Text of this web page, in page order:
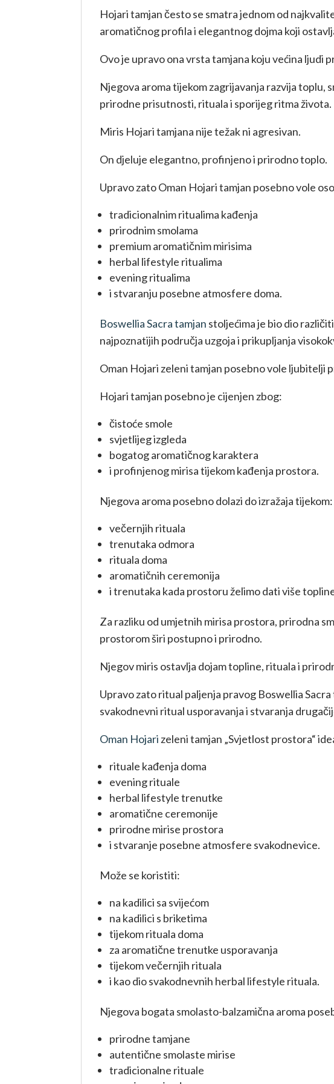
Hojari tamjan često se smatra jednom od
aromatičnog profila i elegantnog dojma koji
Ovo je upravo ona vrsta tamjana koju većina ljudi
Njegova aroma tijekom zagrijavanja razvija toplu,
prirodne prisutnosti, rituala i sporijeg ritma života.
Miris Hojari tamjana nije težak ni agresivan.
On djeluje elegantno, profinjeno i prirodno toplo.
Upravo zato Oman Hojari tamjan posebno vole
tradicionalnim ritualima kađenja
prirodnim smolama
premium aromatičnim mirisima
herbal lifestyle ritualima
evening ritualima
i stvaranju posebne atmosfere doma.
Boswellia Sacra tamjan stoljećima je bio dio
najpoznatijih područja uzgoja i prikupljanja
Oman Hojari zeleni tamjan posebno vole ljubitelji
Hojari tamjan posebno je cijenjen zbog:
čistoće smole
svjetlijeg izgleda
bogatog aromatičnog karaktera
i profinjenog mirisa tijekom kađenja prostora.
Njegova aroma posebno dolazi do izražaja tijekom:
večernjih rituala
trenutaka odmora
rituala doma
aromatičnih ceremonija
i trenutaka kada prostoru želimo dati više
Za razliku od umjetnih mirisa prostora, prirodna
prostorom širi postupno i prirodno.
Njegov miris ostavlja dojam topline, rituala i
Upravo zato ritual paljenja pravog Boswellia
svakodnevni ritual usporavanja i stvaranja
Oman Hojari zeleni tamjan „Svjetlost prostora“
rituale kađenja doma
evening rituale
herbal lifestyle trenutke
aromatične ceremonije
prirodne mirise prostora
i stvaranje posebne atmosfere svakodnevice.
Može se koristiti:
na kadilici sa svijećom
na kadilici s briketima
tijekom rituala doma
za aromatične trenutke usporavanja
tijekom večernjih rituala
i kao dio svakodnevnih herbal lifestyle rituala.
Njegova bogata smolasto-balzamična aroma
prirodne tamjane
autentične smolaste mirise
tradicionalne rituale